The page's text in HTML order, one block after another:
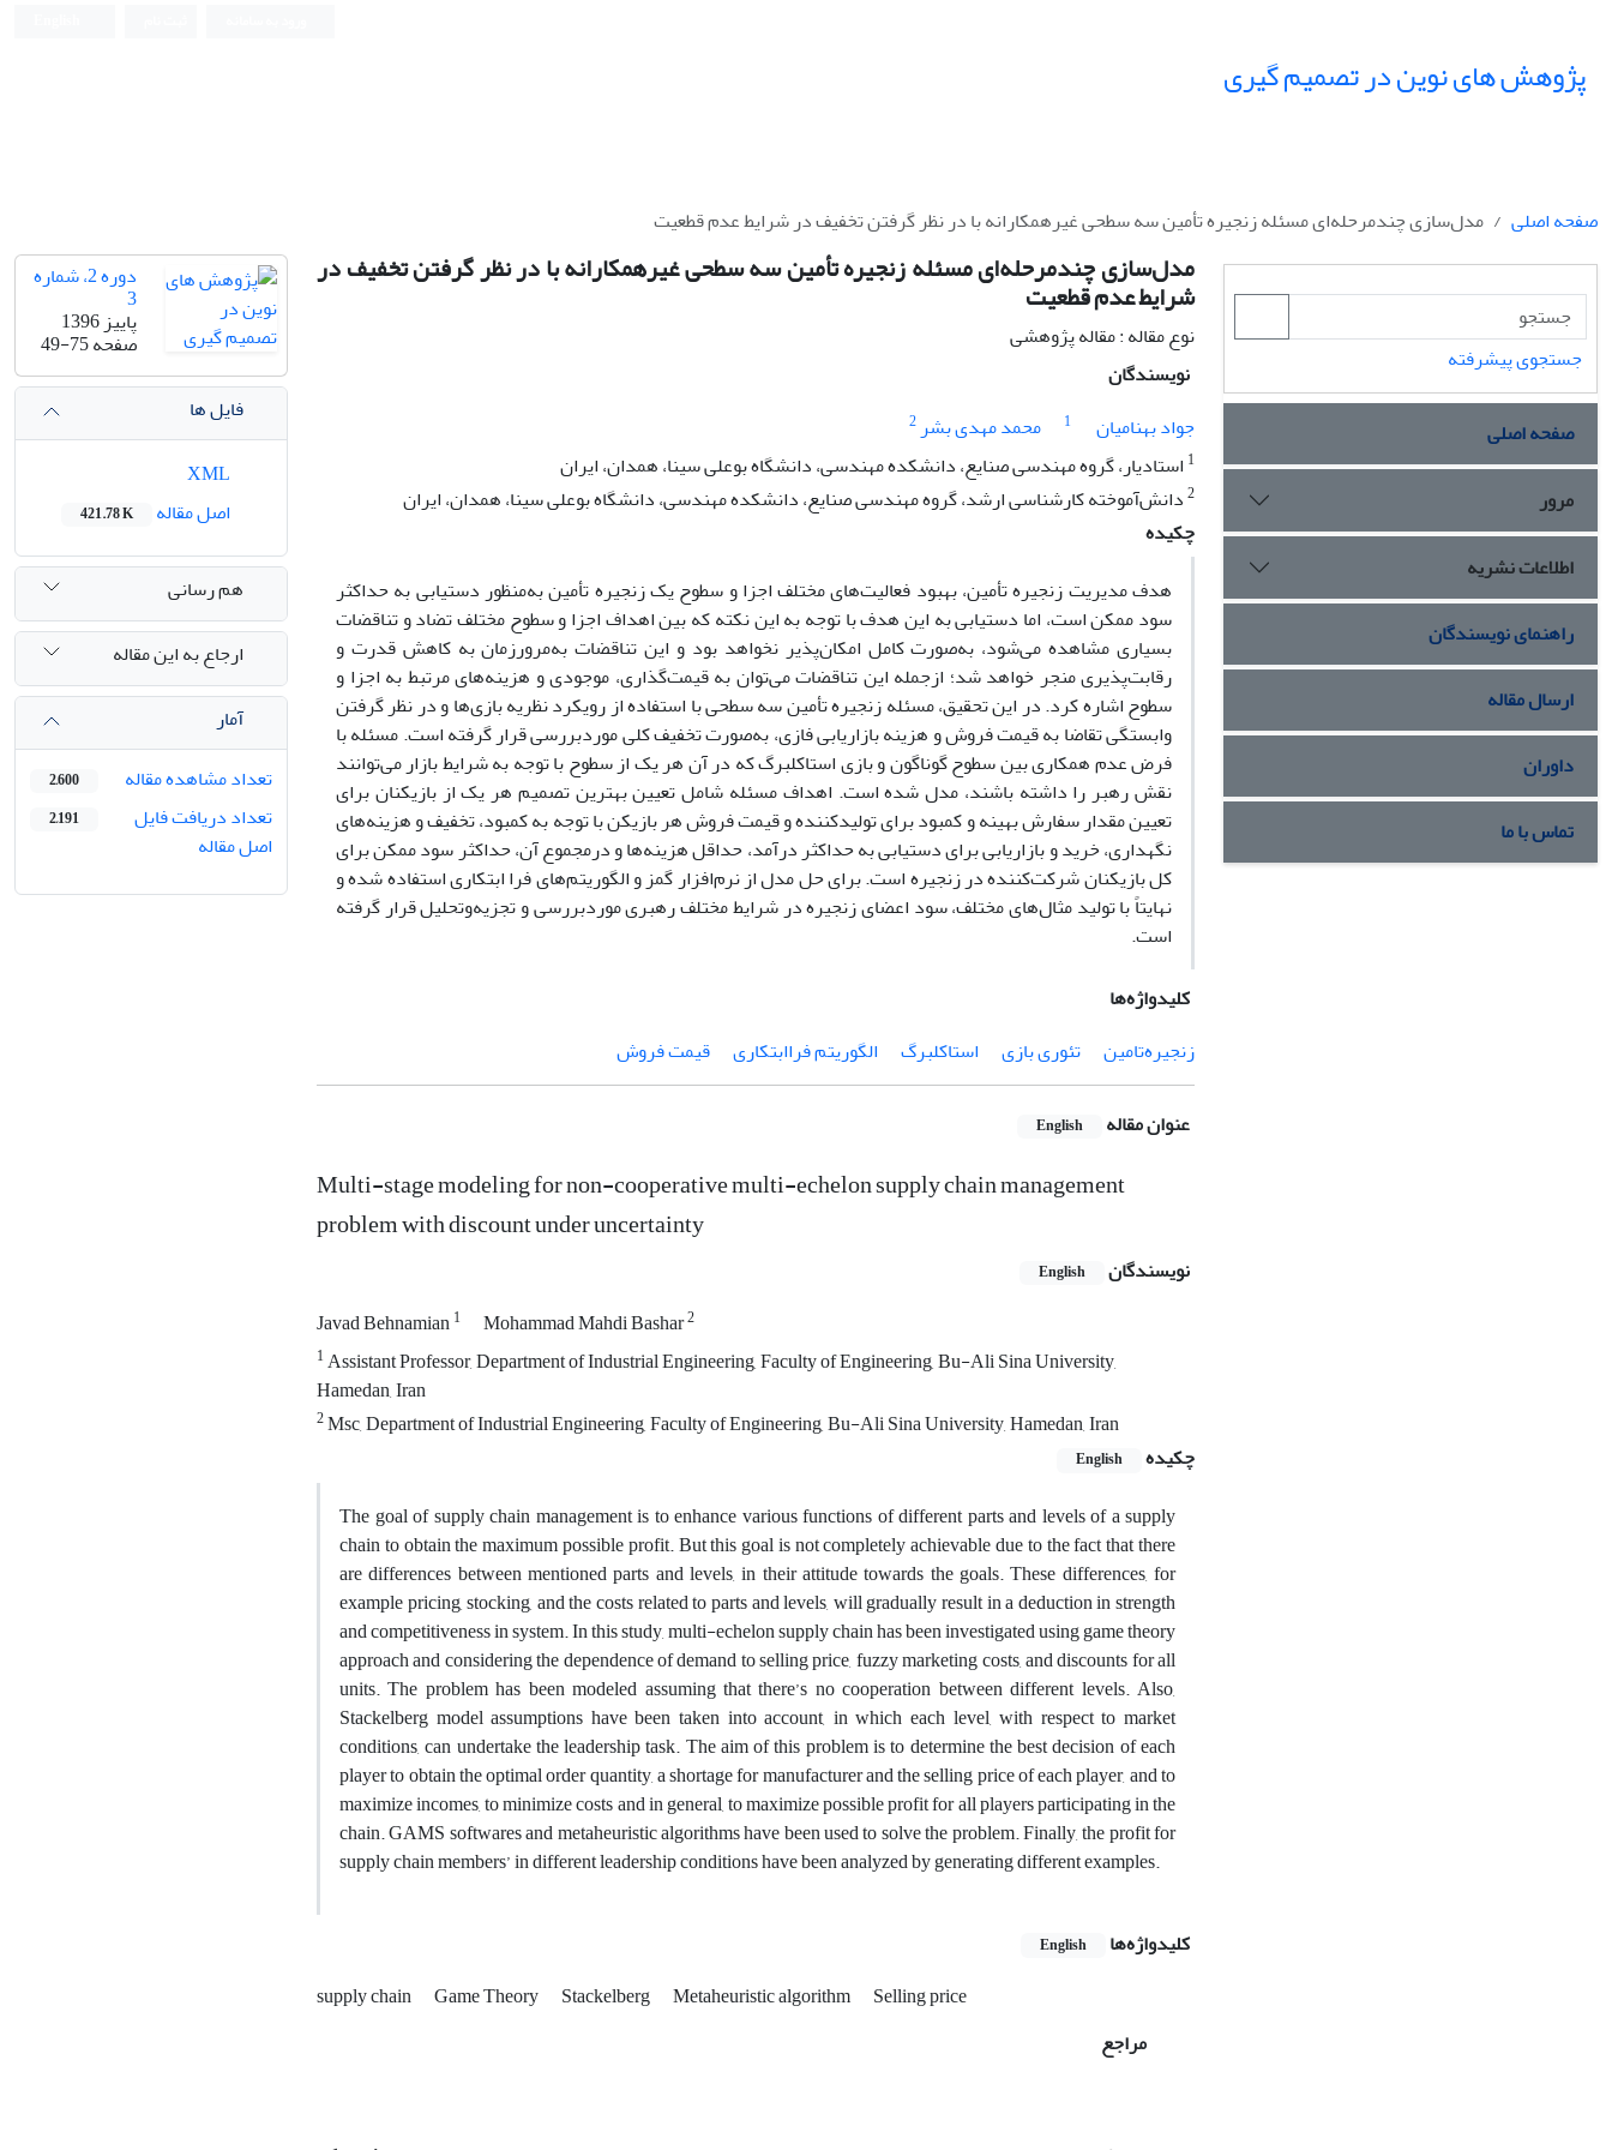
پژوهش های نوین در تصمیم گیری
صفحه اصلی مدل‌سازی چندمرحله‌ای مسئله زنجیره تأمین سه سطحی غیرهمکارانه با در نظر گرفتن تخفیف در شرایط عدم قطعیت
مدل‌سازی چندمرحله‌ای مسئله زنجیره تأمین سه سطحی غیرهمکارانه با در نظر گرفتن تخفیف در
شرایط عدم قطعیت
نوع مقاله : مقاله پژوهشی
نویسندگان
جواد بهنامیان
1 محمد مهدی بشر2
1 استادیار، گروه مهندسی صنایع، دانشکده مهندسی، دانشگاه بوعلی سینا، همدان، ایران
2دانش‌آموخته کارشناسی ارشد، گروه مهندسی صنایع، دانشکده مهندسی، دانشگاه بوعلی سینا، همدان، ایران
چکیده
هدف مدیریت زنجیره تأمین، بهبود فعالیت‌‌های مختلف اجزا و سطوح یک زنجیره تأمین به‌منظور دستیابی به حداکثر
سود ممکن است، اما دستیابی به این هدف با توجه به این نکته که بین اهداف اجزا و سطوح مختلف تضاد و تناقضات
بسیاری مشاهده می‌‌شود، به‌صورت کامل امکان‌پذیر نخواهد بود و این تناقضات به‌مرورزمان به کاهش قدرت و
رقابت‌‌پذیری منجر خواهد شد؛ ازجمله این تناقضات می‌‌توان به قیمت‌‌گذاری، موجودی و هزینه‌‌های مرتبط به اجزا و
سطوح اشاره کرد. در این تحقیق، مسئله زنجیره تأمین سه سطحی با استفاده از رویکرد نظریه بازی‌ها و در نظر گرفتن
وابستگی تقاضا به قیمت فروش و هزینه بازاریابی فازی، به‌صورت تخفیف کلی موردبررسی قرار گرفته است. مسئله با
فرض عدم همکاری بین سطوح گوناگون و بازی استاکلبرگ که در آن هر یک از سطوح با توجه به شرایط بازار می‌‌توانند
نقش رهبر را داشته باشند، مدل شده است. اهداف مسئله شامل تعیین بهترین تصمیم هر یک از بازیکنان برای
تعیین مقدار سفارش بهینه و کمبود برای تولید‌‌کننده و قیمت فروش هر بازیکن با توجه به کمبود، تخفیف و هزینه‌‌‌های
نگهداری، خرید و بازاریابی برای دستیابی به حداکثر درآمد، حداقل هزینه‌‌‌‎‎‌‌ها و درمجموع آن، حداکثر سود ممکن برای
کل بازیکنان شرکت‌کننده در زنجیره است. برای حل مدل از نرم‌‌افزار گمز و الگوریتم‌های فرا ابتکاری استفاده شده و
نهایتاً با تولید مثال‌های مختلف، سود اعضای زنجیره در شرایط مختلف رهبری موردبررسی و تجزیه‌وتحلیل قرار گرفته
است.
کلیدواژه‌ها
زنجیره‌تامین
تئوری بازی استاکلبرگ الگوریتم‌ فراابتکاری قیمت فروش
عنوان مقاله English
Multi-stage modeling for non-cooperative multi-echelon supply chain management
problem with discount under uncertainty
نویسندگان English
Javad Behnamian1 Mohammad Mahdi Bashar2
1Assistant Professor, Department of Industrial Engineering, Faculty of Engineering, Bu-Ali Sina University,
Hamedan, Iran
2Msc, Department of Industrial Engineering, Faculty of Engineering, Bu-Ali Sina University, Hamedan, Iran
چکیده
English
The goal of supply chain management is to enhance various functions of different parts and levels of a supply
chain to obtain the maximum possible profit. But this goal is not completely achievable due to the fact that there
are differences between mentioned parts and levels, in their attitude towards the goals. These differences, for
example pricing, stocking, and the costs related to parts and levels, will gradually result in a deduction in strength
and competitiveness in system. In this study, multi-echelon supply chain has been investigated using game theory
approach and considering the dependence of demand to selling price, fuzzy marketing costs, and discounts for all
units. The problem has been modeled assuming that there’s no cooperation between different levels. Also,
Stackelberg model assumptions have been taken into account, in which each level, with respect to market
conditions, can undertake the leadership task. The aim of this problem is to determine the best decision of each
player to obtain the optimal order quantity, a shortage for manufacturer and the selling price of each player, and to
maximize incomes, to minimize costs and in general, to maximize possible profit for all players participating in the
chain. GAMS softwares and metaheuristic algorithms have been used to solve the problem. Finally, the profit for
supply chain members’ in different leadership conditions have been analyzed by generating different examples.
کلیدواژه‌ها English
supply chain Game Theory Stackelberg Metaheuristic algorithm
Selling price
مراجع
دوره 2، شماره
3
پاییز 1396
صفحه49-75
فایل ها
اصل مقاله
421.78 K
هم رسانی
ارجاع به این مقاله
آمار
تعداد مشاهده مقاله
2,600
تعداد دریافت فایل
اصل مقاله
2,191
جستجوی پیشرفته
صفحه اصلی
مرور
اطلاعات نشریه
راهنمای نویسندگان
ارسال مقاله
داوران
تماس با ما